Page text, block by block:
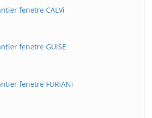
fenetre CALVi
fenetre GUiSE
fenetre FURiANi